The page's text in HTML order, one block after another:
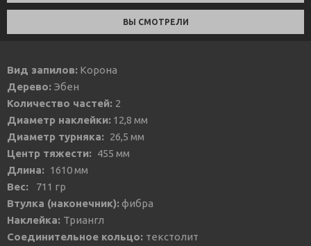
ВЫ СМОТРЕЛИ
Вид запилов: Корона
Дерево: Эбен
Количество частей: 2
Диаметр наклейки: 12,8 мм
Диаметр турняка: 26,5 мм
Центр тяжести: 455 мм
Длина: 1610 мм
Вес:
711 гр
Втулка (наконечник):фибра
Наклейка: Триангл
Соединительное кольцо: текстолит